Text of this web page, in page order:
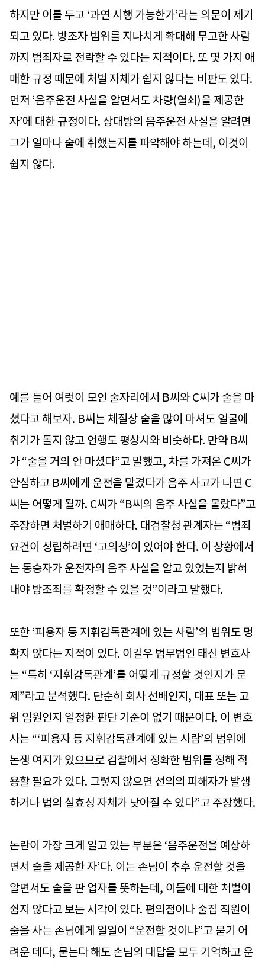
하지만 이를 두고 ‘과연 시행 가능한가’라는 의문이 제기
되고 있다. 방조자 범위를 지나치게 확대해 무고한 사람
까지 범죄자로 전락할 수 있다는 지적이다. 또 몇 가지 애
매한 규정 때문에 처벌 자체가 쉽지 않다는 비판도 있다.
먼저 ‘음주운전 사실을 알면서도 차량(열쇠)을 제공한
자’에 대한 규정이다. 상대방의 음주운전 사실을 알려면
그가 얼마나 술에 취했는지를 파악해야 하는데, 이것이
쉽지 않다.
예를 들어 여럿이 모인 술자리에서 B씨와 C씨가 술을 마
셨다고 해보자. B씨는 체질상 술을 많이 마셔도 얼굴에
취기가 돌지 않고 언행도 평상시와 비슷하다. 만약 B씨
가 “술을 거의 안 마셨다”고 말했고, 차를 가져온 C씨가
안심하고 B씨에게 운전을 맡겼다가 음주 사고가 나면 C
씨는 어떻게 될까. C씨가 “B씨의 음주 사실을 몰랐다”고
주장하면 처벌하기 애매하다. 대검찰청 관계자는 “범죄
요건이 성립하려면 ‘고의성’이 있어야 한다. 이 상황에서
는 동승자가 운전자의 음주 사실을 알고 있었는지 밝혀
내야 방조죄를 확정할 수 있을 것”이라고 말했다.
또한 ‘피용자 등 지휘감독관계에 있는 사람’의 범위도 명
확지 않다는 지적이 있다. 이길우 법무법인 태신 변호사
는 “특히 ‘지휘감독관계’를 어떻게 규정할 것인지가 문
제”라고 분석했다. 단순히 회사 선배인지, 대표 또는 고
위 임원인지 일정한 판단 기준이 없기 때문이다. 이 변호
사는 “‘피용자 등 지휘감독관계에 있는 사람’의 범위에
논쟁 여지가 있으므로 검찰에서 정확한 범위를 정해 적
용할 필요가 있다. 그렇지 않으면 선의의 피해자가 발생
하거나 법의 실효성 자체가 낮아질 수 있다”고 주장했다.
논란이 가장 크게 일고 있는 부분은 ‘음주운전을 예상하
면서 술을 제공한 자’다. 이는 손님이 추후 운전할 것을
알면서도 술을 판 업자를 뜻하는데, 이들에 대한 처벌이
쉽지 않다고 보는 시각이 있다. 편의점이나 술집 직원이
술을 사는 손님에게 일일이 “운전할 것이냐”고 묻기 어
려운 데다, 묻는다 해도 손님의 대답을 모두 기억하고 운